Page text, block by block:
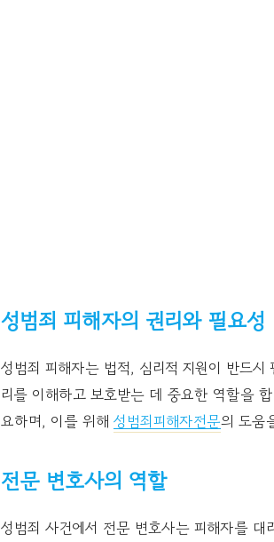
성범죄 피해자의 권리와 필요성
성범죄 피해자는 법적, 심리적 지원이 반드
리를 이해하고 보호받는 데 중요한 역할을
요하며, 이를 위해 성범죄피해자전문의 도움
전문 변호사의 역할
성범죄 사건에서 전문 변호사는 피해자를